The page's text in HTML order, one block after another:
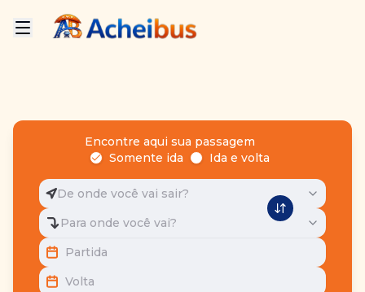
Encontre aqui sua passagem
Somente ida
Ida e volta
De onde você vai sair?
Para onde você vai?
Partida
Volta